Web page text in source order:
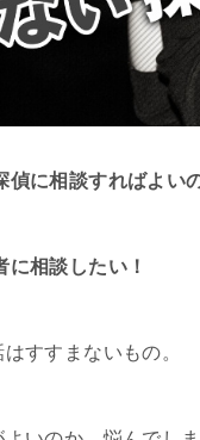
に相談すればよい
相談したい！
すすまないもの。